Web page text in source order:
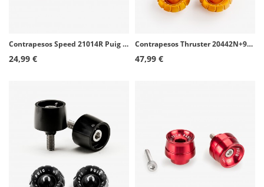
Contrapesos Speed 21014R Puig color Rojo para Kawasaki ZX-10R (04-05), ZX-6R Ninja (07-08)
24,99 €
Contrapesos Thruster 20442N+9420O Puig color Oro para Kawasaki Ninja 650, Z650, Ninja 7 Hybrid
47,99 €